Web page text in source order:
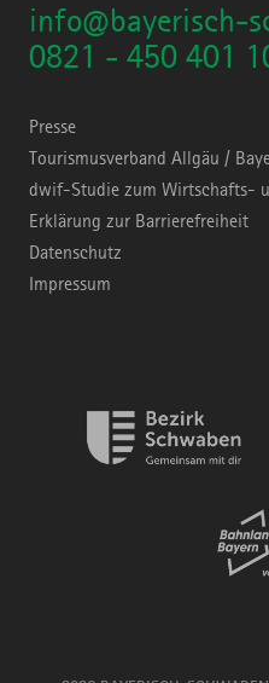
info@bayerisch-
0821 - 450 401
Presse
Tourismusverband Allgäu /
dwif-Studie zum Wirtschafts-
Erklärung zur Barrierefreiheit
Datenschutz
Impressum